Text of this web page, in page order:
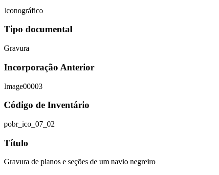
Iconográfico
Tipo documental
Gravura
Incorporação Anterior
Image00003
Código de Inventário
pobr_ico_07_02
Título
Gravura de planos e seções de um navio negreiro